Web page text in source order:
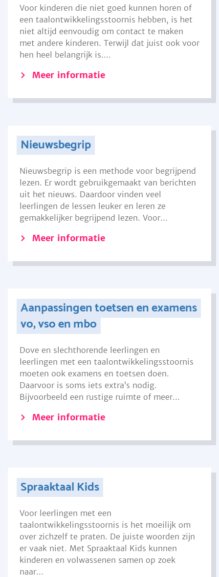
Voor kinderen die niet goed kunnen horen of
een taalontwikkelingsstoornis hebben, is het
niet altijd eenvoudig om contact te maken
met andere kinderen. Terwijl dat juist ook voor
hen heel belangrijk is....
Meer informatie
Nieuwsbegrip
Nieuwsbegrip is een methode voor begrijpend
lezen. Er wordt gebruikgemaakt van berichten
uit het nieuws. Daardoor vinden veel
leerlingen de lessen leuker en leren ze
gemakkelijker begrijpend lezen. Voor...
Meer informatie
Aanpassingen toetsen en examens
vo, vso en mbo
Dove en slechthorende leerlingen en
leerlingen met een taalontwikkelingsstoornis
moeten ook examens en toetsen doen.
Daarvoor is soms iets extra’s nodig.
Bijvoorbeeld een rustige ruimte of meer...
Meer informatie
Spraaktaal Kids
Voor leerlingen met een
taalontwikkelingsstoornis is het moeilijk om
over zichzelf te praten. De juiste woorden zijn
er vaak niet. Met Spraaktaal Kids kunnen
kinderen en volwassenen samen op zoek
naar...